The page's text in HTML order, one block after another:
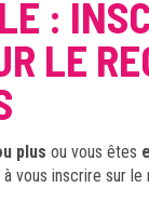
:
LE
plus ou vous êtes
vous inscrire sur